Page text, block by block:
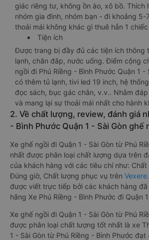
giác riêng tư, không ồn ào, xô bồ. Thích
nhóm gia đình, nhóm bạn - đi khoảng
thoải mái không khác gì thuê hẳn 1
Tiện ích
Được trang bị đầy đủ các tiện ích thông
lạnh, chăn đắp, nước uống. Điểm cộng
ngồi đi Phú Riềng - Bình Phước Quận 1 -
có thêm tủ lạnh, tivi led 19 inch, hệ
đọc sách, bục gác chân, v.v.. Nhằm
và mang lại sự thoải mái nhất cho hành
2. Về chất lượng, review, đánh giá
- Bình Phước Quận 1 - Sài Gòn ghế
Xe ghế ngồi đi Quận 1 - Sài Gòn từ Phú
nhất được phân loại chất lượng dựa trên
của khách hàng với các tiêu chí như:
Đúng giờ, Chất lượng phục vụ trên
được viết trực tiếp bởi các khách hàng đã
hãng Xe Phú Riềng - Bình Phước đi Quận
Xe ghế ngồi đi Quận 1 - Sài Gòn từ Phú
được phân loại chất lượng tốt nhất là xe
1 - Sài Gòn từ Phú Riềng - Bình Phước